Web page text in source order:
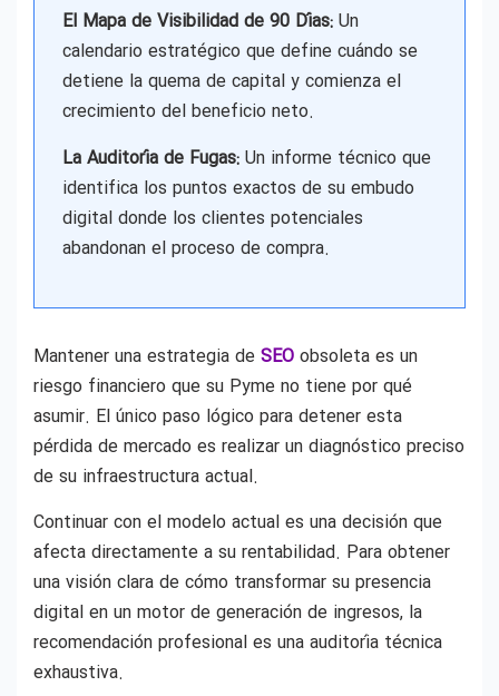
El Mapa de Visibilidad de 90 Días: Un
calendario estratégico que define cuándo se
detiene la quema de capital y comienza el
crecimiento del beneficio neto.
La Auditoría de Fugas: Un informe técnico que
identifica los puntos exactos de su embudo
digital donde los clientes potenciales
abandonan el proceso de compra.
Mantener una estrategia de SEO obsoleta es un
riesgo financiero que su Pyme no tiene por qué
asumir. El único paso lógico para detener esta
pérdida de mercado es realizar un diagnóstico preciso
de su infraestructura actual.
Continuar con el modelo actual es una decisión que
afecta directamente a su rentabilidad. Para obtener
una visión clara de cómo transformar su presencia
digital en un motor de generación de ingresos, la
recomendación profesional es una auditoría técnica
exhaustiva.